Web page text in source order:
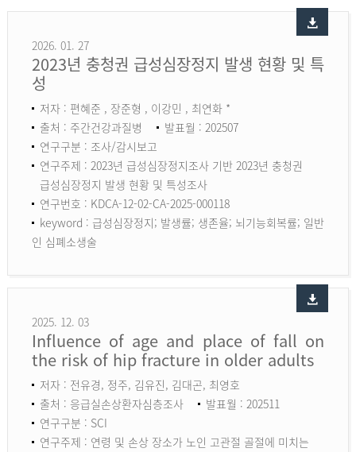
2026. 01. 27
2023년 충청권 급성심장정지 발생 현황 및 특
성
저자 : 편혜준 , 장준형 , 이강민 , 최연화 *
출처 : 주간건강과질병
발표월 : 202507
연구구분 : 조사/감시보고
연구주제 : 2023년 급성심장정지조사 기반 2023년 충청권
급성심장정지 발생 현황 및 특성조사
연구번호 : KDCA-12-02-CA-2025-000118
keyword : 급성심장정지; 발생률; 생존율; 뇌기능회복률; 일반
인 심폐소생술
2025. 12. 03
Influence of age and place of fall on
the risk of hip fracture in older adults
저자 : 전유경, 정주, 김유진, 김대곤, 최영호
출처 : 응급실손상환자심층조사
발표월 : 202511
연구구분 : SCI
연구주제 : 연령 및 손상 장소가 노인 고관절 골절에 미치는